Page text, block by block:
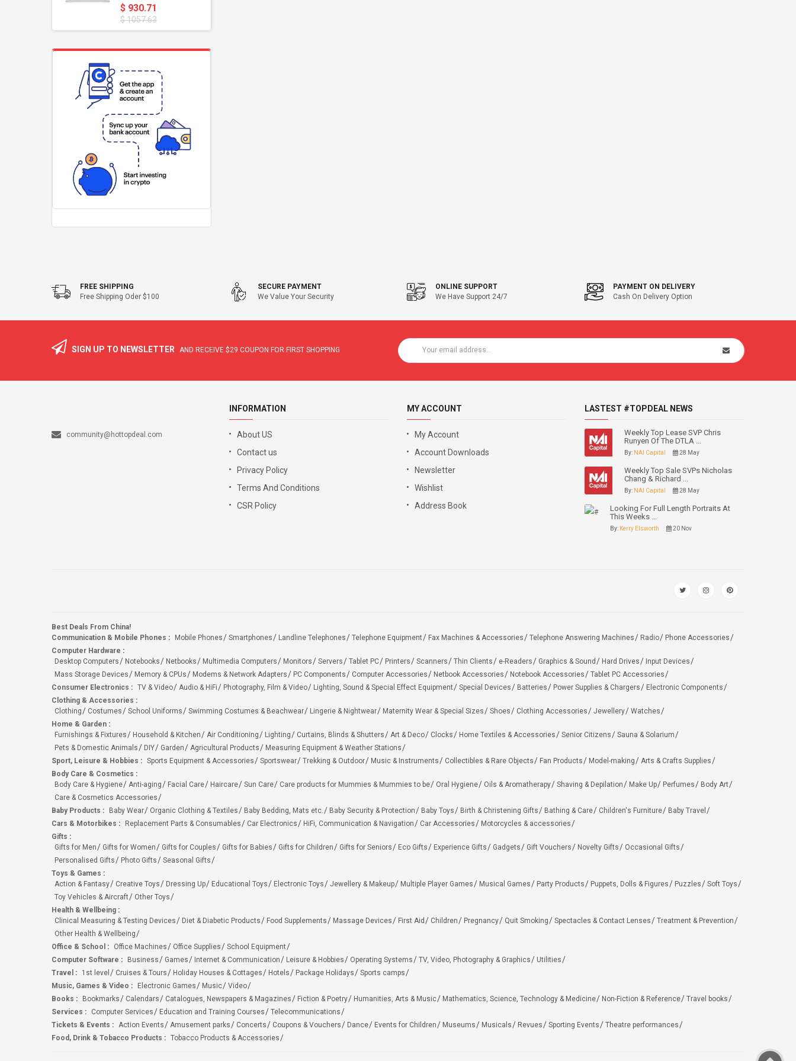
$ 930.71
$ 1057.63
FREE SHIPPING
Free Shipping Oder $100
SECURE PAYMENT
We Value Your Security
ONLINE SUPPORT
We Have Support 24/7
PAYMENT ON DELIVERY
Cash On Delivery Option
SIGN UP TO NEWSLETTER AND RECEIVE $29 COUPON FOR FIRST SHOPPING
community@hottopdeal.com
INFORMATION
About US
Contact us
Privacy Policy
Terms And Conditions
CSR Policy
MY ACCOUNT
My Account
Account Downloads
Newsletter
Wishlist
Address Book
LASTEST #TOPDEAL NEWS
Weekly Top Lease SVP Chris
Runyen Of The DTLA ...
By: NAI Capital 28 May
Weekly Top Sale SVPs Nicholas
Chang & Richard ...
By: NAI Capital 28 May
Looking For Full Length Portraits At
This Weeks ...
By: Kerry Elsworth 20 Nov
Best Deals From China!
Communication & Mobile Phones : Mobile Phones Smartphones Landline Telephones Telephone Equipment Fax Machines & Accessories Telephone Answering Machines Radio
Phone Accessories
Computer Hardware :
Desktop Computers
Notebooks Netbooks Multimedia Computers Monitors Servers Tablet PC Printers Scanners Thin Clients e-Readers Graphics & Sound Hard Drives
Input Devices
Mass Storage Devices
Memory & CPUs Modems & Network Adapters PC Components Computer Accessories Netbook Accessories Notebook Accessories
Tablet PC Accessories
Consumer Electronics : TV & Video Audio & HiFi Photography, Film & Video Lighting, Sound & Special Effect Equipment Special Devices Batteries Power Supplies & Chargers
Electronic Components
Clothing & Accessories :
Clothing
Costumes School Uniforms Swimming Costumes & Beachwear Lingerie & Nightwear Maternity Wear & Special Sizes Shoes Clothing Accessories Jewellery
Watches
Home & Garden :
Furnishings & Fixtures
Household & Kitchen Air Conditioning Lighting Curtains, Blinds & Shutters Art & Deco Clocks Home Textiles & Accessories Senior Citizens
Sauna & Solarium
Pets & Domestic Animals
DIY Garden Agricultural Products
Measuring Equipment & Weather Stations
Sport, Leisure & Hobbies : Sports Equipment & Accessories Sportswear Trekking & Outdoor Music & Instruments Collectibles & Rare Objects Fan Products Model-making
Arts & Crafts Supplies
Body Care & Cosmetics :
Body Care & Hygiene
Anti-aging Facial Care Haircare Sun Care Care products for Mummies & Mummies to be Oral Hygiene Oils & Aromatherapy Shaving & Depilation Make Up Perfumes
Body Art
Care & Cosmetics Accessories
Baby Products : Baby Wear Organic Clothing & Textiles Baby Bedding, Mats etc. Baby Security & Protection Baby Toys Birth & Christening Gifts Bathing & Care Children's Furniture
Baby Travel
Cars & Motorbikes : Replacement Parts & Consumables Car Electronics HiFi, Communication & Navigation Car Accessories
Motorcycles & accessories
Gifts :
Gifts for Men
Gifts for Women Gifts for Couples Gifts for Babies Gifts for Children Gifts for Seniors Eco Gifts Experience Gifts Gadgets Gift Vouchers Novelty Gifts
Occasional Gifts
Personalised Gifts
Photo Gifts
Seasonal Gifts
Toys & Games :
Action & Fantasy
Creative Toys Dressing Up Educational Toys Electronic Toys Jewellery & Makeup Multiple Player Games Musical Games Party Products Puppets, Dolls & Figures Puzzles
Soft Toys
Toy Vehicles & Aircraft
Other Toys
Health & Wellbeing :
Clinical Measuring & Testing Devices
Diet & Diabetic Products Food Supplements Massage Devices First Aid Children Pregnancy Quit Smoking Spectacles & Contact Lenses
Treatment & Prevention
Other Health & Wellbeing
Office & School : Office Machines Office Supplies
School Equipment
Computer Software : Business Games Internet & Communication Leisure & Hobbies Operating Systems TV, Video, Photography & Graphics
Utilities
Travel : 1st level Cruises & Tours Holiday Houses & Cottages Hotels Package Holidays
Sports camps
Music, Games & Video : Electronic Games Music
Video
Books : Bookmarks Calendars Catalogues, Newspapers & Magazines Fiction & Poetry Humanities, Arts & Music Mathematics, Science, Technology & Medicine Non-Fiction & Reference
Travel books
Services : Computer Services Education and Training Courses
Telecommunications
Tickets & Events : Action Events Amusement parks Concerts Coupons & Vouchers Dance Events for Children Museums Musicals Revues Sporting Events
Theatre performances
Food, Drink & Tobacco Products : Tobacco Products & Accessories